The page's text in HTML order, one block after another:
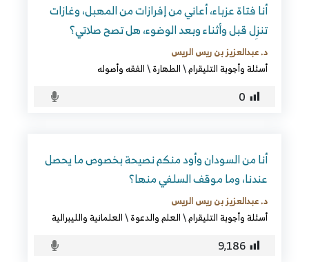
أنا فتاة عزباء، أعاني من إفرازات من المهبل، وغازات
تنزِل قبل وأثناء وبعد الوضوء، هل تصح صلاتي؟
د. عبدالعزيز بن ريس الريس
أسئلة وأجوبة التليقرام\الطهارة\الفقه وأصوله
0
أنا من السودان وأود منكم نصيحة بخصوص ما يحصل
عندنا، وما موقف السلفي منها؟
د. عبدالعزيز بن ريس الريس
أسئلة وأجوبة التليقرام\العلم والدعوة\العلمانية والليبرالية
9٬186